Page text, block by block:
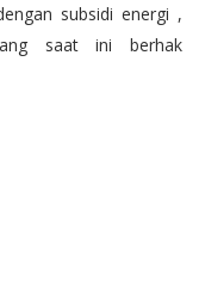
subsidi energi ,
saat ini berhak